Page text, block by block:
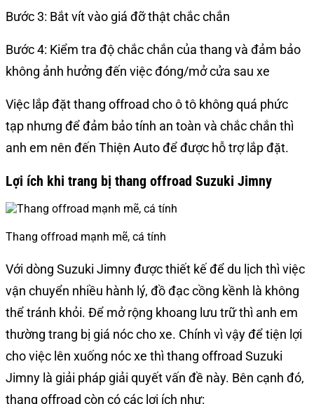
Bước 3: Bắt vít vào giá đỡ thật chắc chắn
Bước 4: Kiểm tra độ chắc chắn của thang và đảm bảo
không ảnh hưởng đến việc đóng/mở cửa sau xe
Việc lắp đặt thang offroad cho ô tô không quá phức
tạp nhưng để đảm bảo tính an toàn và chắc chắn thì
anh em nên đến Thiện Auto để được hỗ trợ lắp đặt.
Lợi ích khi trang bị thang offroad Suzuki Jimny
Thang offroad mạnh mẽ, cá tính
Với dòng Suzuki Jimny được thiết kế để du lịch thì việc
vận chuyển nhiều hành lý, đồ đạc cồng kềnh là không
thể tránh khỏi. Để mở rộng khoang lưu trữ thì anh em
thường trang bị giá nóc cho xe. Chính vì vậy để tiện lợi
cho việc lên xuống nóc xe thì thang offroad Suzuki
Jimny là giải pháp giải quyết vấn đề này. Bên cạnh đó,
thang offroad còn có các lợi ích như: